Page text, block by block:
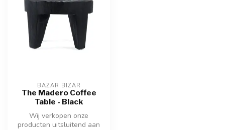
BAZAR BIZAR
The Madero Coffee
Table - Black
Wij verkopen onze
producten uitsluitend aan